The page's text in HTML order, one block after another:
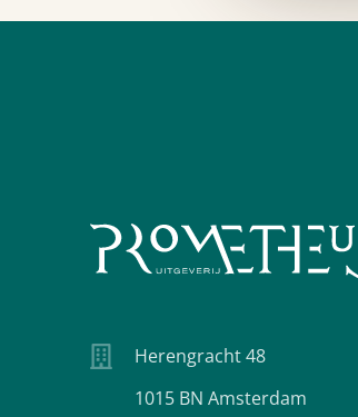
Herengracht 48
1015 BN Amsterdam